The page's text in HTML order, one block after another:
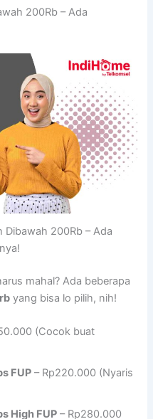
200Rb – Ada
Dibawah 200Rb – Ada
mahal? Ada beberapa
yang bisa lo pilih, nih!
(Cocok buat
FUP – Rp220.000 (Nyaris
High FUP – Rp280.000